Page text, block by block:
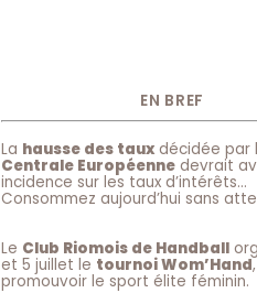
EN BREF
La hausse des taux décidée par
Centrale Européenne devrait
incidence sur les taux d’intérêts…
Consommez aujourd’hui sans
Le Club Riomois de Handball
et 5 juillet le tournoi Wom’Hand
promouvoir le sport élite féminin.